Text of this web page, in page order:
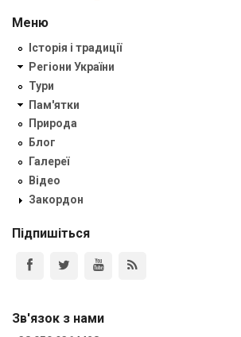
Меню
Історія і традиції
Регіони України
Тури
Пам'ятки
Природа
Блог
Галереї
Відео
Закордон
Підпишіться
Зв'язок з нами